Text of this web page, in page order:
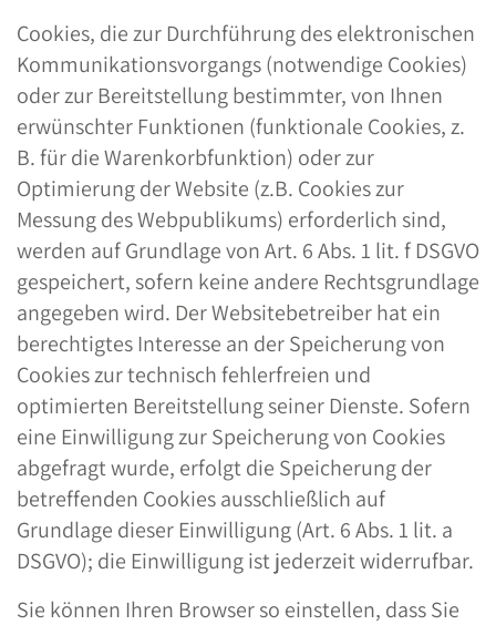
Cookies, die zur Durchführung des elektronischen
Kommunikationsvorgangs (notwendige Cookies)
oder zur Bereitstellung bestimmter, von Ihnen
erwünschter Funktionen (funktionale Cookies, z.
B. für die Warenkorbfunktion) oder zur
Optimierung der Website (z.B. Cookies zur
Messung des Webpublikums) erforderlich sind,
werden auf Grundlage von Art. 6 Abs. 1 lit. f DSGVO
gespeichert, sofern keine andere Rechtsgrundlage
angegeben wird. Der Websitebetreiber hat ein
berechtigtes Interesse an der Speicherung von
Cookies zur technisch fehlerfreien und
optimierten Bereitstellung seiner Dienste. Sofern
eine Einwilligung zur Speicherung von Cookies
abgefragt wurde, erfolgt die Speicherung der
betreffenden Cookies ausschließlich auf
Grundlage dieser Einwilligung (Art. 6 Abs. 1 lit. a
DSGVO); die Einwilligung ist jederzeit widerrufbar.
Sie können Ihren Browser so einstellen, dass Sie